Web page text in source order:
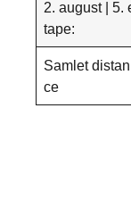
2. august | 5.
tape:
Samlet distan
ce